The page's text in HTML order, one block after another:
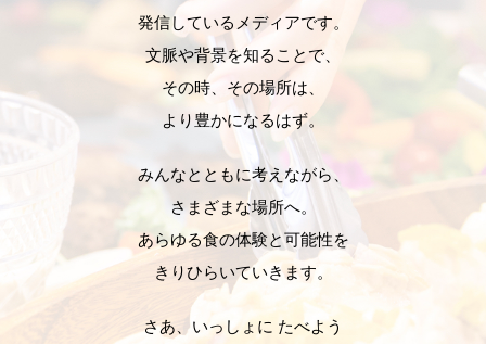
発信しているメディアです。
文脈や背景を知ることで、
その時、その場所は、
より豊かになるはず。
みんなとともに考えながら、
さまざまな場所へ。
あらゆる食の体験と可能性を
きりひらいていきます。
さあ、いっしょに たべよう